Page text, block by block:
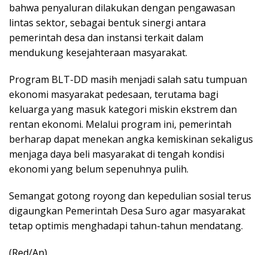
bahwa penyaluran dilakukan dengan pengawasan
lintas sektor, sebagai bentuk sinergi antara
pemerintah desa dan instansi terkait dalam
mendukung kesejahteraan masyarakat.
Program BLT-DD masih menjadi salah satu tumpuan
ekonomi masyarakat pedesaan, terutama bagi
keluarga yang masuk kategori miskin ekstrem dan
rentan ekonomi. Melalui program ini, pemerintah
berharap dapat menekan angka kemiskinan sekaligus
menjaga daya beli masyarakat di tengah kondisi
ekonomi yang belum sepenuhnya pulih.
Semangat gotong royong dan kepedulian sosial terus
digaungkan Pemerintah Desa Suro agar masyarakat
tetap optimis menghadapi tahun-tahun mendatang.